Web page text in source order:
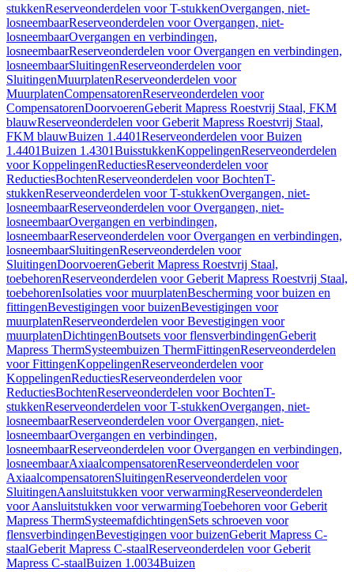
stukkenReserveonderdelen voor T-stukkenOvergangen, niet-
losneembaarReserveonderdelen voor Overgangen, niet-
losneembaarOvergangen en verbindingen,
losneembaarReserveonderdelen voor Overgangen en verbindingen,
losneembaarSluitingenReserveonderdelen voor
SluitingenMuurplatenReserveonderdelen voor
MuurplatenCompensatorenReserveonderdelen voor
CompensatorenDoorvoerenGeberit Mapress Roestvrij Staal, FKM
blauwReserveonderdelen voor Geberit Mapress Roestvrij Staal,
FKM blauwBuizen 1.4401Reserveonderdelen voor Buizen
1.4401Buizen 1.4301BuisstukkenKoppelingenReserveonderdelen
voor KoppelingenReductiesReserveonderdelen voor
ReductiesBochtenReserveonderdelen voor BochtenT-
stukkenReserveonderdelen voor T-stukkenOvergangen, niet-
losneembaarReserveonderdelen voor Overgangen, niet-
losneembaarOvergangen en verbindingen,
losneembaarReserveonderdelen voor Overgangen en verbindingen,
losneembaarSluitingenReserveonderdelen voor
SluitingenDoorvoerenGeberit Mapress Roestvrij Staal,
toebehorenReserveonderdelen voor Geberit Mapress Roestvrij Staal,
toebehorenIsolaties voor muurplatenBescherming voor buizen en
fittingenBevestigingen voor buizenBevestigingen voor
muurplatenReserveonderdelen voor Bevestigingen voor
muurplatenDichtingenBoutsets voor flensverbindingenGeberit
Mapress ThermSysteembuizen ThermFittingenReserveonderdelen
voor FittingenKoppelingenReserveonderdelen voor
KoppelingenReductiesReserveonderdelen voor
ReductiesBochtenReserveonderdelen voor BochtenT-
stukkenReserveonderdelen voor T-stukkenOvergangen, niet-
losneembaarReserveonderdelen voor Overgangen, niet-
losneembaarOvergangen en verbindingen,
losneembaarReserveonderdelen voor Overgangen en verbindingen,
losneembaarAxiaalcompensatorenReserveonderdelen voor
AxiaalcompensatorenSluitingenReserveonderdelen voor
SluitingenAansluitstukken voor verwarmingReserveonderdelen
voor Aansluitstukken voor verwarmingToebehoren voor Geberit
Mapress ThermSysteemafdichtingenSets schroeven voor
flensverbindingenBevestigingen voor buizenGeberit Mapress C-
staalGeberit Mapress C-staalReserveonderdelen voor Geberit
Mapress C-staalBuizen 1.0034Buizen